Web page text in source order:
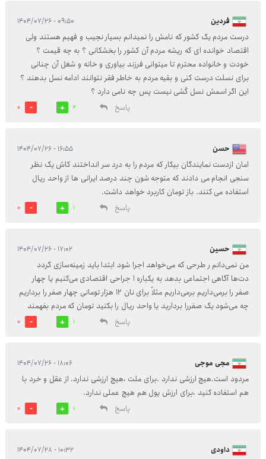
فردین ۰۹:۵۰ - ۱۴۰۴/۰۷/۲۶
درست مردم یک کشور که نامش را نمیدانم بسیار نجیب و فهیم هستند ولی
اقتصاد خوانده ای که ریشه مردم آن کشور را بخشکانی ؟ به چه قیمت ؟
خودت و خانواده محترم تا میتوانی فرزند بیاوری و خانه و شغل آن چنانی
برای نسلت درست کنی و بقیه مردم به خاطر فقر نتوانند ادامه نسل بدهند ؟
این اگر اسمش نسل کُشی نیست پس چه نامی دارد ؟
پاسخ
2
0
حسن ۱۶:۵۵ - ۱۴۰۴/۰۷/۲۶
امان ازدست نمایندگان بیکار که مردم را به درد سر انداختند کاش یک نظر
سنجی انجام می دادند که متوجه شون چند درصد ایرانی ها از واحد ریال
استفاده می کنند. باز تومان کاربرد خواهد داشت.
پاسخ
1
0
حسین ۱۷:۰۲ - ۱۴۰۴/۰۷/۲۶
من نمی‌دانم ر طرحی که می‌خواهد اجرا شود ابتدا باید زمینه‌سازی گردد
دت‌ها آگاهی اجتماعی بدهد به یکباره ا جراحی اقتصادی می‌کنیم یا چهار
صفر را برمی‌داریم برمی‌داریم مثلاً برای نان ۱۲ هزار تومانی چهار صفر را برداریم
چه می‌شود یک صفررا بردارید یا واحد ریال را بکنید تومان که مردم بفهمند
پاسخ
1
0
مجی موجی ۱۸:۰۶ - ۱۴۰۴/۰۷/۲۶
مردود است.هیچ ارزشی ندارد .برای ملت ،هیچ ارزشی ندارد. از عقل و خرد با
هم استفاده کنید ،برای ارزش پول هم هیچ عملی ندارد.
پاسخ
1
0
داودی ۱۰:۳۲ - ۱۴۰۴/۰۷/۲۸